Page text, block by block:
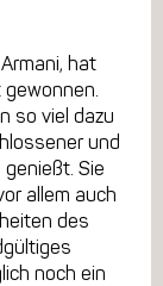
hat
so viel dazu
und
Sie
allem auch
des
noch ein